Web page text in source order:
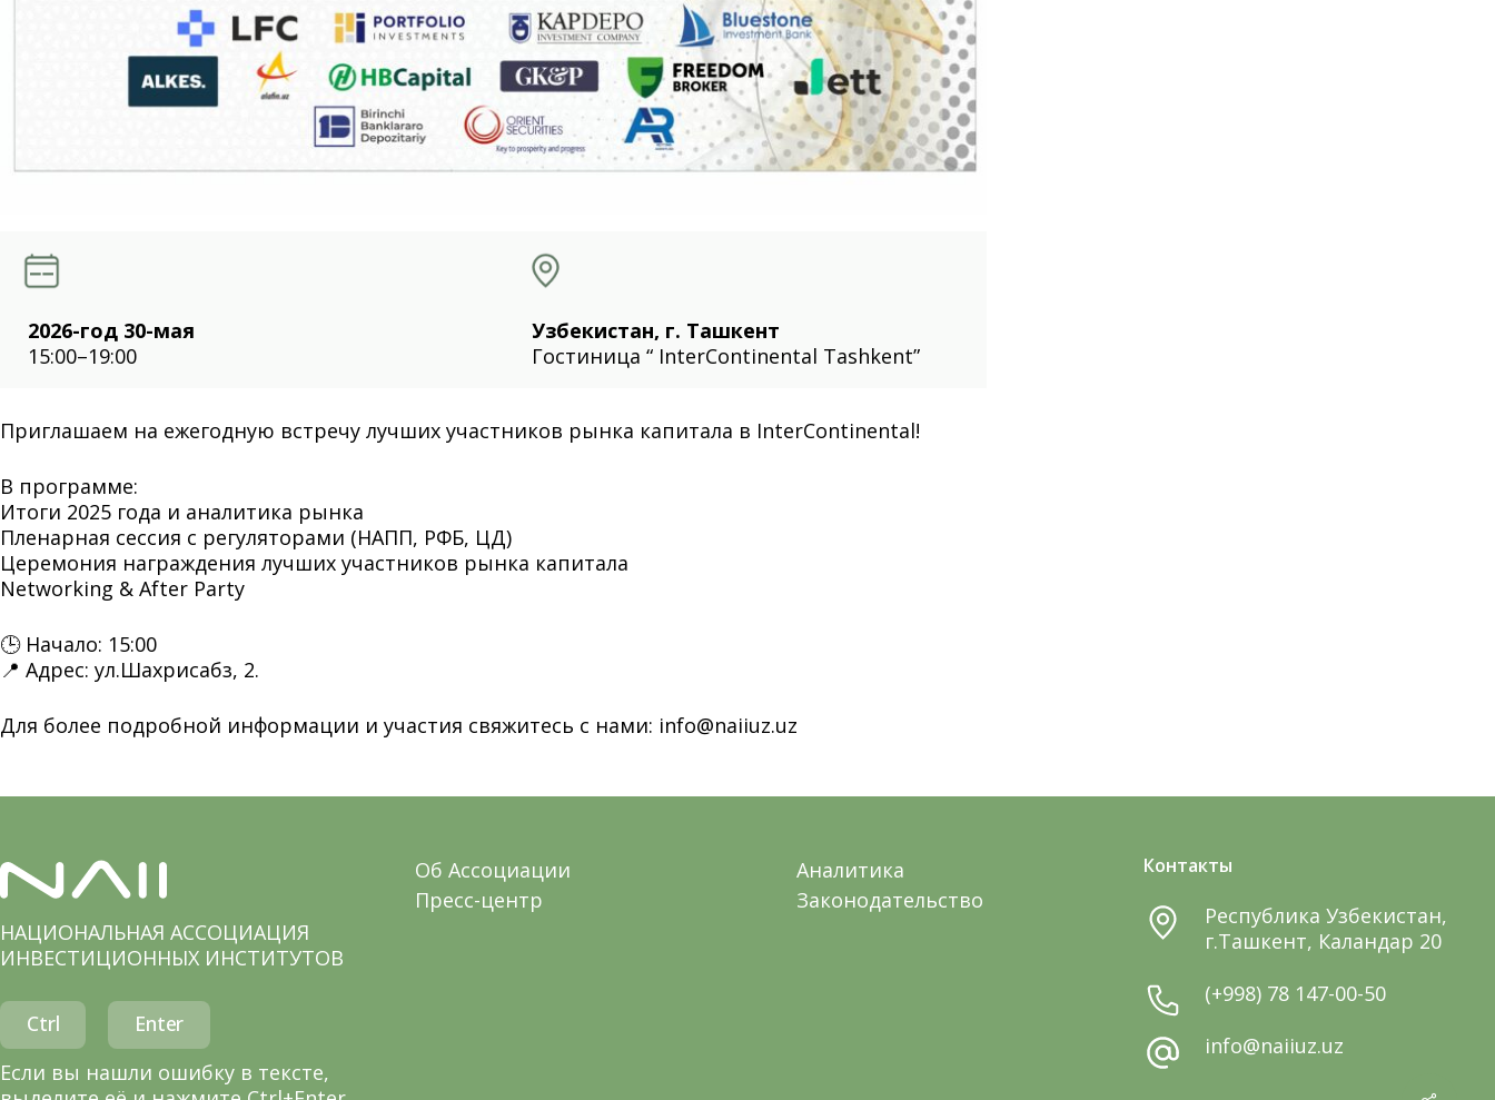
2026-год 30-мая
15:00–19:00
Узбекистан, г. Ташкент
Гостиница “ InterContinental Tashkent”
Приглашаем на ежегодную встречу лучших участников рынка капитала в InterContinental!
В программе:
Итоги 2025 года и аналитика рынка
Пленарная сессия с регуляторами (НАПП, РФБ, ЦД)
Церемония награждения лучших участников рынка капитала
Networking & After Party
🕒 Начало: 15:00
📍 Адрес: ул.Шахрисабз, 2.
Для более подробной информации и участия свяжитесь с нами: info@naiiuz.uz
НАЦИОНАЛЬНАЯ АССОЦИАЦИЯ
ИНВЕСТИЦИОННЫХ ИНСТИТУТОВ
Ctrl
Enter
Если вы нашли ошибку в тексте,
Об Ассоциации
Пресс-центр
Аналитика
Законодательство
Контакты
Республика Узбекистан,
г.Ташкент, Каландар 20
(+998) 78 147-00-50
info@naiiuz.uz